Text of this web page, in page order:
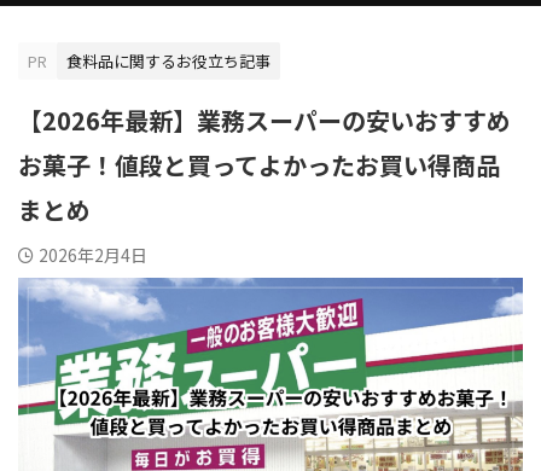
PR 食料品に関するお役立ち記事
【2026年最新】業務スーパーの安いおすすめ
お菓子！値段と買ってよかったお買い得商品
まとめ
2026年2月4日